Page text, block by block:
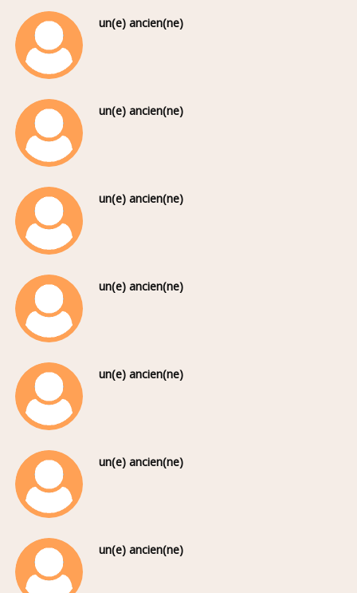
un(e) ancien(ne)
un(e) ancien(ne)
un(e) ancien(ne)
un(e) ancien(ne)
un(e) ancien(ne)
un(e) ancien(ne)
un(e) ancien(ne)